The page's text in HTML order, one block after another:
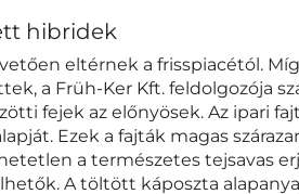
hibridek
eltérnek a frisspiacétól.
a Früh-Ker Kft. feldolgozója
fejek az előnyösek. Az ipari
Ezek a fajták magas
a természetes tejsavas
A töltött káposzta